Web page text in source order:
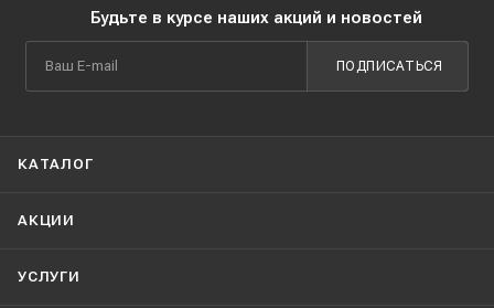
Будьте в курсе наших акций и новостей
ПОДПИСАТЬСЯ
КАТАЛОГ
АКЦИИ
УСЛУГИ